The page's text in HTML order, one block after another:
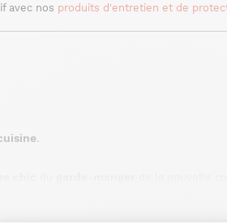
avec nos produits d'entretien et de
.
avec sa teinte dominante, ce